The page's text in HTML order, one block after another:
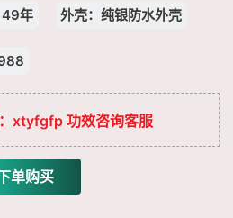
49年 外壳：纯银防水外壳
xtyfgfp 功效咨询客服
单购买